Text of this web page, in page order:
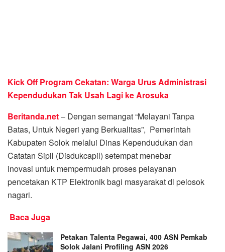
Kick Off Program Cekatan: Warga Urus Administrasi
Kependudukan Tak Usah Lagi ke Arosuka
Beritanda.net– Dengan semangat “Melayani Tanpa
Batas, Untuk Negeri yang Berkualitas”, Pemerintah
Kabupaten Solok melalui Dinas Kependudukan dan
Catatan Sipil (Disdukcapil) setempat menebar
inovasi untuk mempermudah proses pelayanan
pencetakan KTP Elektronik bagi masyarakat di pelosok
nagari.
Baca Juga
Petakan Talenta Pegawai, 400 ASN Pemkab
Solok Jalani Profiling ASN 2026